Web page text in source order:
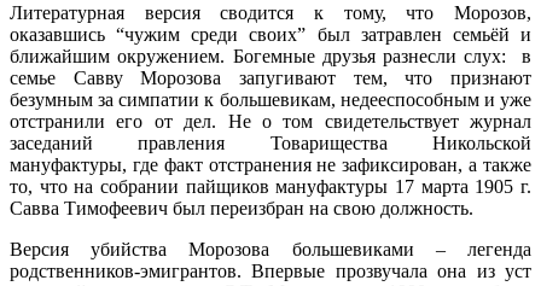
Литературная версия сводится к тому, что Морозов,
оказавшись “чужим среди своих” был затравлен семьёй и
ближайшим окружением. Богемные друзья разнесли слух: в
семье Савву Морозова запугивают тем, что признают
безумным за симпатии к большевикам, недееспособным и уже
отстранили его от дел. Не о том свидетельствует журнал
заседаний правления Товарищества Никольской
мануфактуры, где факт отстранения не зафиксирован, а также
то, что на собрании пайщиков мануфактуры 17 марта 1905 г.
Савва Тимофеевич был переизбран на свою должность.
Версия убийства Морозова большевиками – легенда
родственников-эмигрантов. Впервые прозвучала она из уст